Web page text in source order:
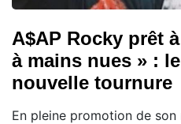
A$AP Rocky prêt
à mains nues » :
nouvelle tournure
En pleine promotion de